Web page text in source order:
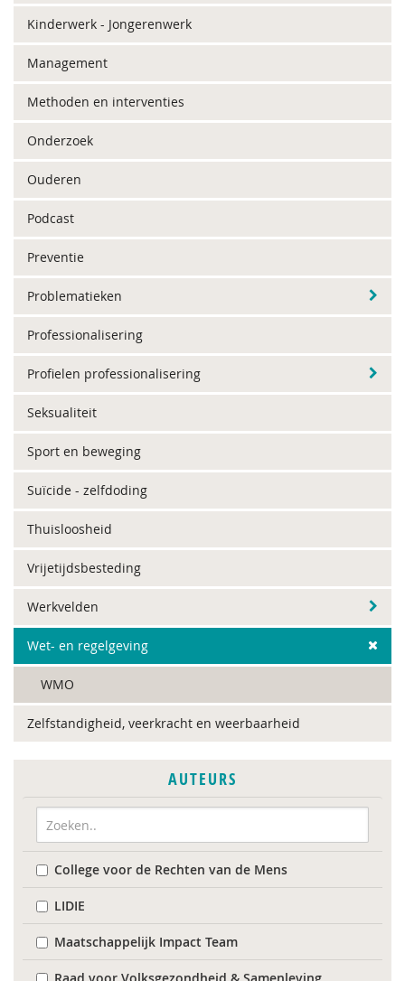
Kinderwerk - Jongerenwerk
Management
Methoden en interventies
Onderzoek
Ouderen
Podcast
Preventie
Problematieken
Professionalisering
Profielen professionalisering
Seksualiteit
Sport en beweging
Suïcide - zelfdoding
Thuisloosheid
Vrijetijdsbesteding
Werkvelden
Wet- en regelgeving
WMO
Zelfstandigheid, veerkracht en weerbaarheid
AUTEURS
College voor de Rechten van de Mens
LIDIE
Maatschappelijk Impact Team